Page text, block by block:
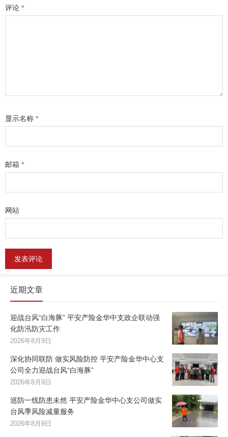
评论 *
显示名称 *
邮箱 *
网站
近期文章
迎战台风“白海豚” 平安产险金华中支政企联动强
化防汛防灾工作
2026年8月9日
深化协同联防 做实风险防控 平安产险金华中心支
公司全力迎战台风“白海豚”
2026年8月9日
巡防一线防患未然 平安产险金华中心支公司做实
台风季风险减量服务
2026年8月9日